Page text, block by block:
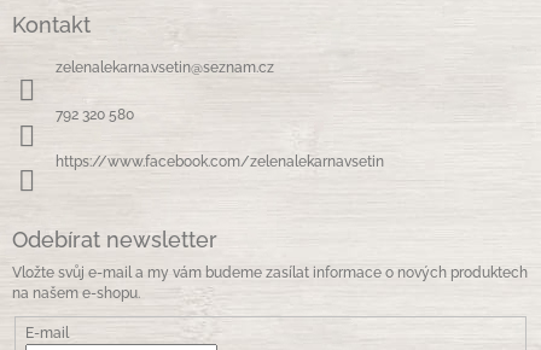
Kontakt
zelenalekarna.vsetin@seznam.cz
792 320 580
https://www.facebook.com/zelenalekarnavsetin
Odebírat newsletter
Vložte svůj e-mail a my vám budeme zasílat informace o nových produktech
na našem e-shopu.
E-mail